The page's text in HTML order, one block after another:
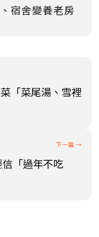
宿舍變養老房
「菜尾湯、雪裡
「過年不吃